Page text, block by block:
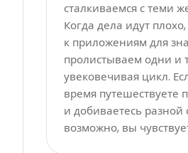
сталкиваемся с теми
Когда дела идут
к приложениям для
пролистываем одни и
увековечивая цикл.
время путешествуете
и добиваетесь разной
возможно, вы